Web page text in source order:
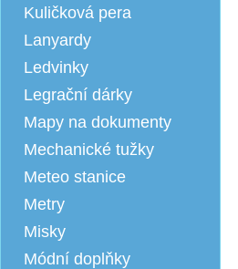
Kuličková pera
Lanyardy
Ledvinky
Legrační dárky
Mapy na dokumenty
Mechanické tužky
Meteo stanice
Metry
Misky
Módní doplňky